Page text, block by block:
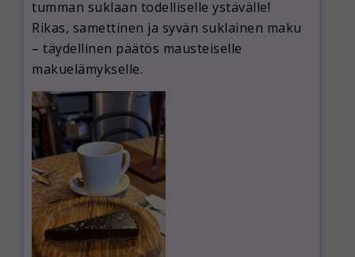
tumman suklaan todelliselle ystävälle!
Rikas, samettinen ja syvän suklainen maku
– täydellinen päätös mausteiselle
makuelämykselle.